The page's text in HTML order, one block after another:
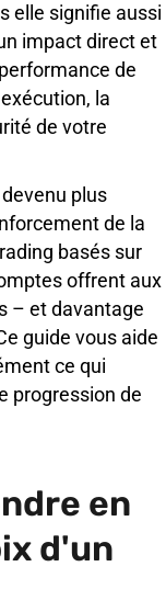
elle signifie aussi
impact direct et
de
la
de votre
plus
de la
basés sur
offrent aux
– et davantage
guide vous aide
ce qui
progression de
en
d'un